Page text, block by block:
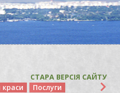
СТАРА ВЕРСІЯ САЙТУ
Послуги